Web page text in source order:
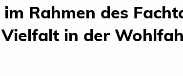
Rahmen des
in der